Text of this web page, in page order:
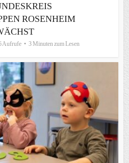
ROSENHEIM
Aufrufe 3 Minuten zum Lesen